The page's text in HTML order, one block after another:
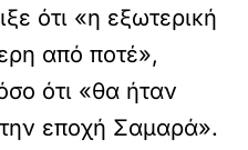
ότι «η εξωτερική
από ποτέ»,
ότι «θα ήταν
εποχή Σαμαρά».